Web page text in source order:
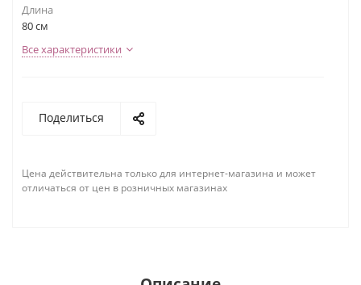
Длина
80 см
Все характеристики
Поделиться
Цена действительна только для интернет-магазина и может
отличаться от цен в розничных магазинах